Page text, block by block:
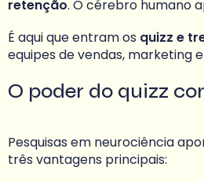
retenção. O cérebro humano
É aqui que entram os quizz e
equipes de vendas, marketing
O poder do quizz
Pesquisas em neurociência
três vantagens principais: